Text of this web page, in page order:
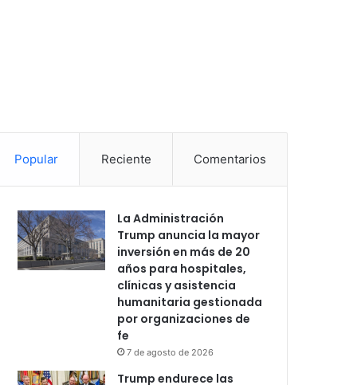
Popular Reciente Comentarios
La Administración
Trump anuncia la mayor
inversión en más de 20
años para hospitales,
clínicas y asistencia
humanitaria gestionada
por organizaciones de
fe
7 de agosto de 2026
Trump endurece las